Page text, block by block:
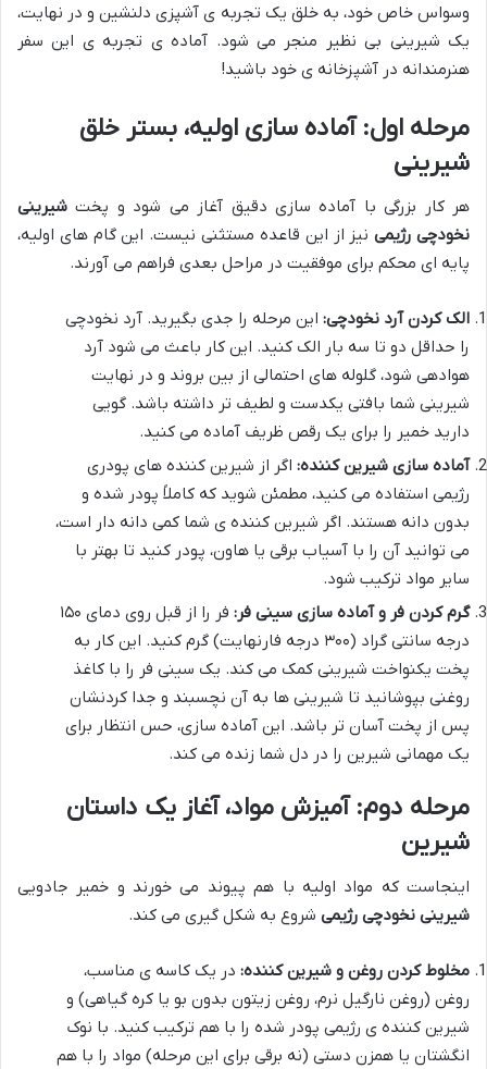
وسواس خاص خود، به خلق یک تجربه ی آشپزی دلنشین و در نهایت،
یک شیرینی بی نظیر منجر می شود. آماده ی تجربه ی این سفر
هنرمندانه در آشپزخانه ی خود باشید!
مرحله اول: آماده سازی اولیه، بستر خلق
شیرینی
هر کار بزرگی با آماده سازی دقیق آغاز می شود و پخت شیرینی
نخودچی رژیمینیز از این قاعده مستثنی نیست. این گام های اولیه،
پایه ای محکم برای موفقیت در مراحل بعدی فراهم می آورند.
الک کردن آرد نخودچی: این مرحله را جدی بگیرید. آرد نخودچی
را حداقل دو تا سه بار الک کنید. این کار باعث می شود آرد
هوادهی شود، گلوله های احتمالی از بین بروند و در نهایت
شیرینی شما بافتی یکدست و لطیف تر داشته باشد. گویی
دارید خمیر را برای یک رقص ظریف آماده می کنید.
آماده سازی شیرین کننده: اگر از شیرین کننده های پودری
رژیمی استفاده می کنید، مطمئن شوید که کاملاً پودر شده و
بدون دانه هستند. اگر شیرین کننده ی شما کمی دانه دار است،
می توانید آن را با آسیاب برقی یا هاون، پودر کنید تا بهتر با
سایر مواد ترکیب شود.
گرم کردن فر و آماده سازی سینی فر:
فر را از قبل روی دمای ۱۵۰
درجه سانتی گراد (۳۰۰ درجه فارنهایت) گرم کنید. این کار به
پخت یکنواخت شیرینی کمک می کند. یک سینی فر را با کاغذ
روغنی بپوشانید تا شیرینی ها به آن نچسبند و جدا کردنشان
پس از پخت آسان تر باشد. این آماده سازی، حس انتظار برای
یک مهمانی شیرین را در دل شما زنده می کند.
مرحله دوم: آمیزش مواد، آغاز یک داستان
شیرین
اینجاست که مواد اولیه با هم پیوند می خورند و خمیر جادویی
شیرینی نخودچی رژیمی شروع به شکل گیری می کند.
مخلوط کردن روغن و شیرین کننده: در یک کاسه ی مناسب،
روغن (روغن نارگیل نرم، روغن زیتون بدون بو یا کره گیاهی) و
شیرین کننده ی رژیمی پودر شده را با هم ترکیب کنید. با نوک
انگشتان یا همزن دستی (نه برقی برای این مرحله) مواد را با هم